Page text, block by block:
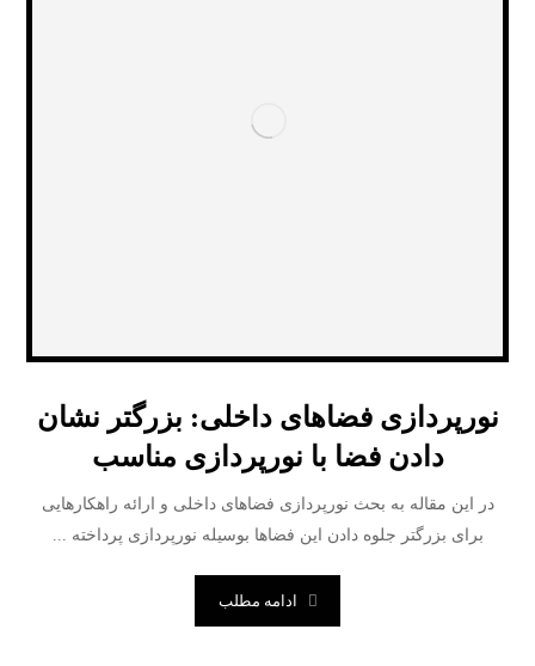
نورپردازی فضاهای داخلی: بزرگتر نشان
دادن فضا با نورپردازی مناسب
­در این مقاله به بحث نورپردازی فضاهای داخلی و ارائه راهکارهایی
برای بزرگتر جلوه دادن این فضاها بوسیله نورپردازی پرداخته ...
ادامه مطلب